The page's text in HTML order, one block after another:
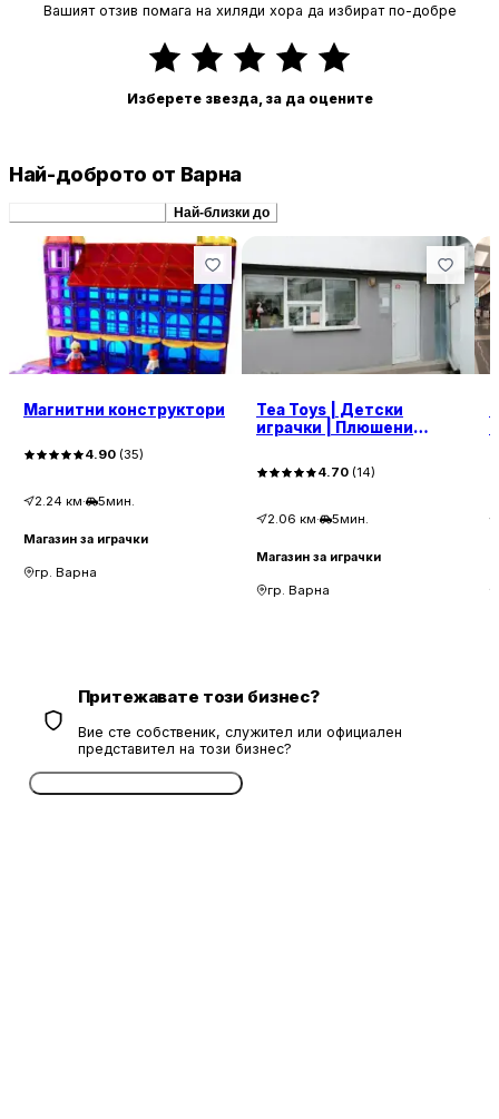
Вашият отзив помага на хиляди хора да избират по-добре
Изберете звезда, за да оцените
Най-доброто от Варна
Най-близки до
Магнитни конструктори
4.90 (35)
2.24 км· 5мин.
Магазин за играчки
гр. Варна
Tea Toys | Детски
играчки | Плюшени
4.70 (14)
2.06 км· 5мин.
Магазин за играчки
гр. Варна
Притежавате този бизнес?
Вие сте собственик, служител или официален
представител на този бизнес?